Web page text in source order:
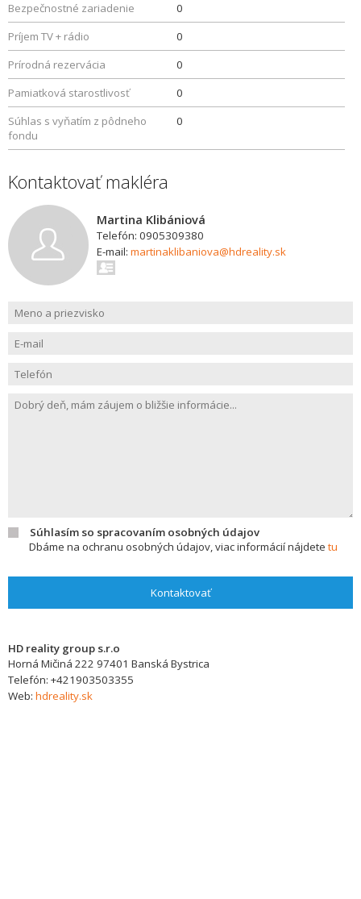
Bezpečnostné zariadenie
0
Príjem TV + rádio
0
Prírodná rezervácia
0
Pamiatková starostlivosť
0
Súhlas s vyňatím z pôdneho
fondu
0
Kontaktovať makléra
Martina Klibániová
Telefón: 0905309380
E-mail: martinaklibaniova@hdreality.sk
Súhlasím so spracovaním osobných údajov
Dbáme na ochranu osobných údajov, viac informácií nájdete tu
Kontaktovať
HD reality group s.r.o
Horná Mičiná 222 97401 Banská Bystrica
Telefón: +421903503355
Web: hdreality.sk